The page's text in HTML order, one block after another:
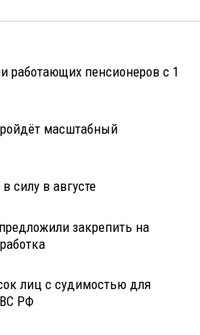
работающих пенсионеров с 1
масштабный
силу в августе
закрепить на
лиц с судимостью для
РФ